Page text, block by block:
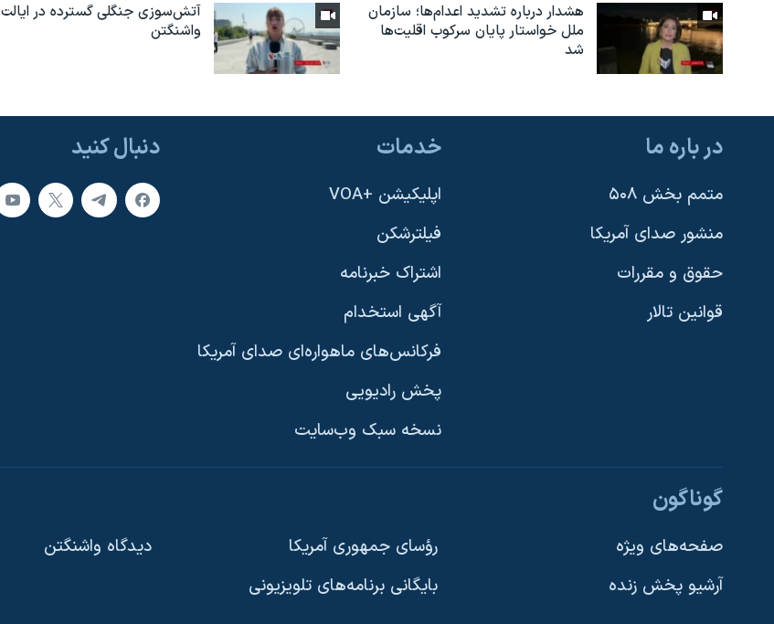
دنبال کنید
زبانهای مختلف
هشدار درباره تشدید اعدام‌ها؛ سازمان
ملل خواستار پایان سرکوب اقلیت‌ها
شد
آتش‌سوزی جنگلی گسترده در ایالت
واشنگتن
دنبال کنید در باره ما
متمم بخش ۵۰۸
منشور صدای آمریکا
حقوق و مقررات
قوانین تالار
خدمات
اپلیکیشن +VOA
فیلترشکن
اشتراک خبرنامه
آگهی استخدام
فرکانس‌های ماهواره‌ای صدای آمریکا
پخش رادیویی
نسخه سبک وب‌سایت
گوناگون
صفحه‌های ویژه
آرشیو پخش زنده
رؤسای جمهوری آمریکا
بایگانی برنامه‌های تلویزیونی
دیدگاه‌ واشنگتن